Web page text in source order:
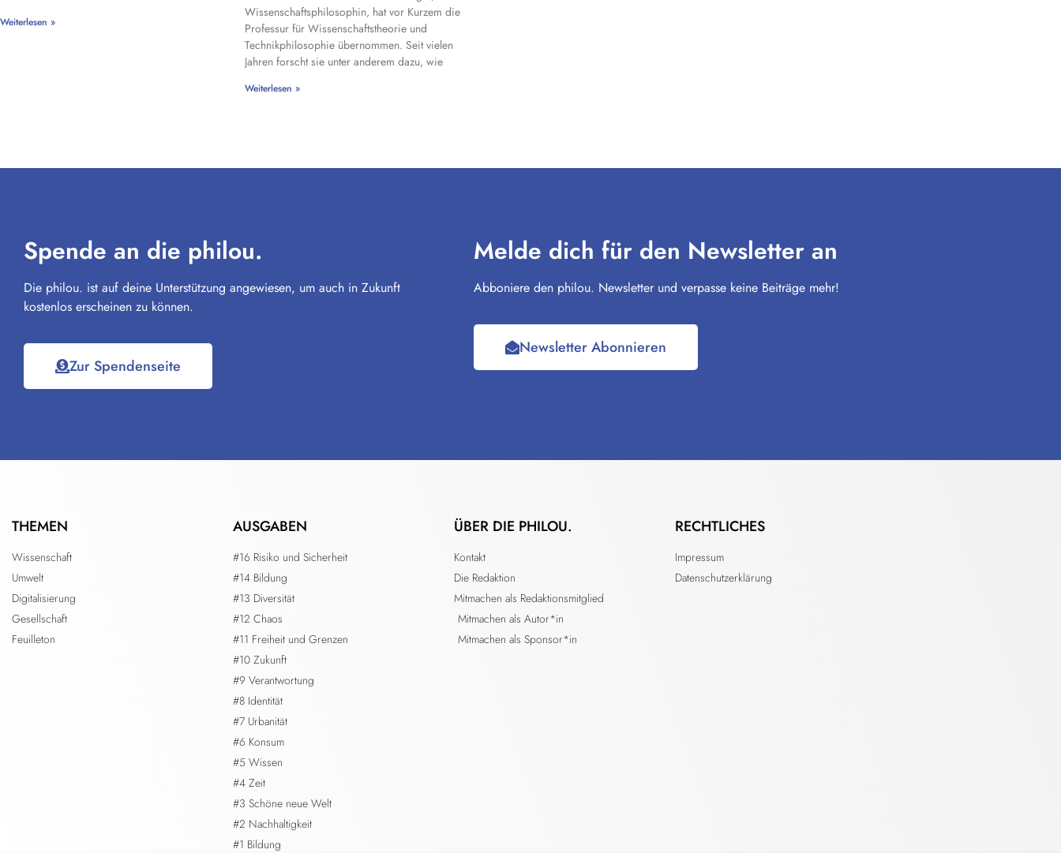
Weiterlesen »
Wissenschaftsphilosophin, hat vor Kurzem die
Professur für Wissenschaftstheorie und
Technikphilosophie übernommen. Seit vielen
Jahren forscht sie unter anderem dazu, wie
Weiterlesen »
Spende an die philou.
Die philou. ist auf deine Unterstützung angewiesen, um auch in Zukunft
kostenlos erscheinen zu können.
Zur Spendenseite
Melde dich für den Newsletter an
Abboniere den philou. Newsletter und verpasse keine Beiträge mehr!
Newsletter Abonnieren
THEMEN
Wissenschaft
Umwelt
Digitalisierung
Gesellschaft
Feuilleton
AUSGABEN
#16 Risiko und Sicherheit
#14 Bildung
#13 Diversität
#12 Chaos
#11 Freiheit und Grenzen
#10 Zukunft
#9 Verantwortung
#8 Identität
#7 Urbanität
#6 Konsum
#5 Wissen
#4 Zeit
#3 Schöne neue Welt
#2 Nachhaltigkeit
#1 Bildung
ÜBER DIE PHILOU.
Kontakt
Die Redaktion
Mitmachen als Redaktionsmitglied
Mitmachen als Autor*in
Mitmachen als Sponsor*in
RECHTLICHES
Impressum
Datenschutzerklärung